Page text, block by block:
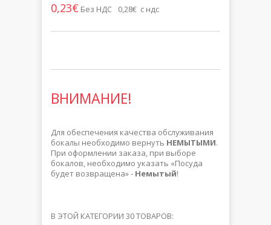
0,23€ Без НДС 0,28€ с ндс
ВНИМАНИЕ!
Для обеспечения качества обслуживания
бокалы необходимо вернуть НЕМЫТЫМИ.
При оформлении заказа, при выборе
бокалов, необходимо указать «Посуда
будет возвращена» - Немытый!
В ЭТОЙ КАТЕГОРИИ 30 ТОВАРОВ: